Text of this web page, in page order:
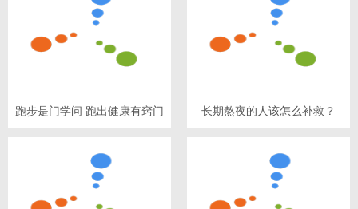
跑步是门学问 跑出健康有窍门 长期熬夜的人该怎么补救？